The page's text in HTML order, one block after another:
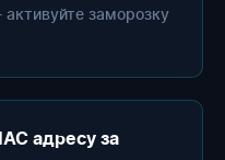
активуйте заморозку
адресу за